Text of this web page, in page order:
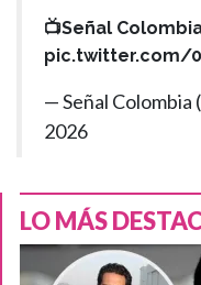
📺Señal
pic.twitter.com/
— Señal Colombia
2026
LO MÁS